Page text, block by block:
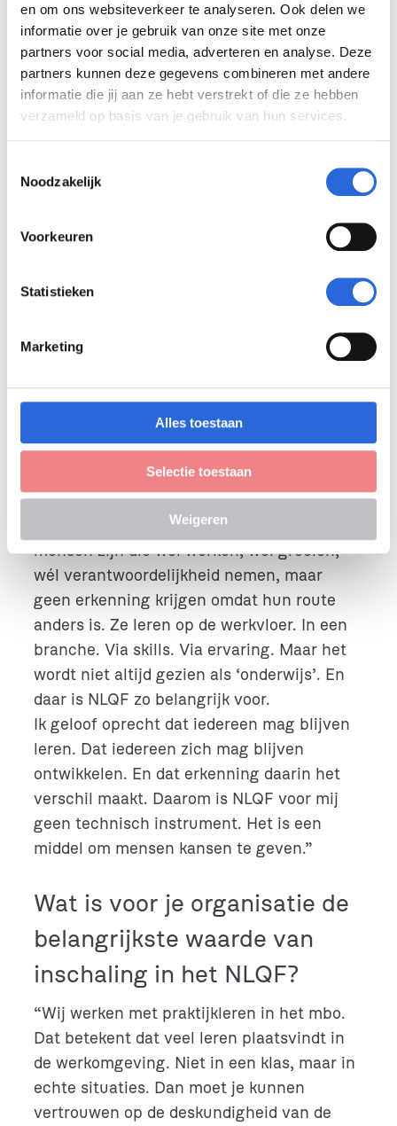
en om ons websiteverkeer te analyseren. Ook delen we
informatie over je gebruik van onze site met onze
partners voor social media, adverteren en analyse. Deze
partners kunnen deze gegevens combineren met andere
informatie die jij aan ze hebt verstrekt of die ze hebben
verzameld op basis van je gebruik van hun services.
i
Noodzakelijk
Voorkeuren
Statistieken
Marketing
Alles toestaan
Selectie toestaan
Weigeren
het recht, voorrecht voor iedereen
om zich een heel leven lang te
mogen blijven ontwikkelen. Ik heb
altijd geloofd – als directeur, maar
vooral als moeder van Carmen –
iemand niet in het standaard
zelfvertrouwen groeien wanneer je
Toen Carmen haar diploma
papiertje. Het was trots,
zelfvertrouwen. bevestiging. Het
“Dat gevoel is precies waarom wij
praktijkleren uitvoeren. Omdat er zoveel
mensen zijn die wél werken, wél groeien,
wél verantwoordelijkheid nemen, maar
geen erkenning krijgen omdat hun route
anders is. Ze leren op de werkvloer. In een
branche. Via skills. Via ervaring. Maar het
wordt niet altijd gezien als ‘onderwijs’. En
daar is NLQF zo belangrijk voor.
Ik geloof oprecht dat iedereen mag blijven
leren. Dat iedereen zich mag blijven
ontwikkelen. En dat erkenning daarin het
verschil maakt. Daarom is NLQF voor mij
geen technisch instrument. Het is een
middel om mensen kansen te geven.”
Wat is voor je organisatie de
belangrijkste waarde van
inschaling in het NLQF?
“Wij werken met praktijkleren in het mbo.
Dat betekent dat veel leren plaatsvindt in
de werkomgeving. Niet in een klas, maar in
echte situaties. Dan moet je kunnen
vertrouwen op de deskundigheid van de